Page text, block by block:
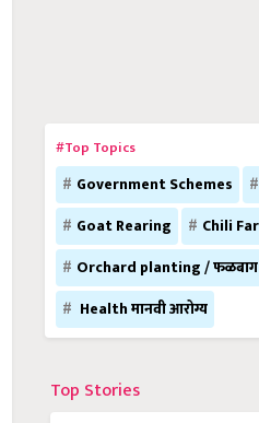
#Top Topics
Government Schemes
Goat Rearing
Chili
Orchard planting / फळबाग
Health मानवी आरोग्य
Top Stories